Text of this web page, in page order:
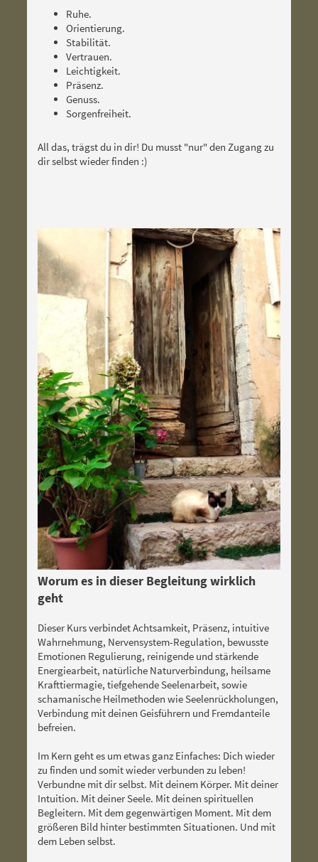
Ruhe.
Orientierung.
Stabilität.
Vertrauen.
Leichtigkeit.
Präsenz.
Genuss.
Sorgenfreiheit.
All das, trägst du in dir! Du musst "nur" den Zugang zu
dir selbst wieder finden :)
Worum es in dieser Begleitung wirklich
geht
Dieser Kurs verbindet Achtsamkeit, Präsenz, intuitive
Wahrnehmung, Nervensystem-Regulation, bewusste
Emotionen Regulierung, reinigende und stärkende
Energiearbeit, natürliche Naturverbindung, heilsame
Krafttiermagie, tiefgehende Seelenarbeit, sowie
schamanische Heilmethoden wie Seelenrückholungen,
Verbindung mit deinen Geisführern und Fremdanteile
befreien.
Im Kern geht es um etwas ganz Einfaches: Dich wieder
zu finden und somit wieder verbunden zu leben!
Verbundne mit dir selbst. Mit deinem Körper. Mit deiner
Intuition. Mit deiner Seele. Mit deinen spirituellen
Begleitern. Mit dem gegenwärtigen Moment. Mit dem
größeren Bild hinter bestimmten Situationen. Und mit
dem Leben selbst.